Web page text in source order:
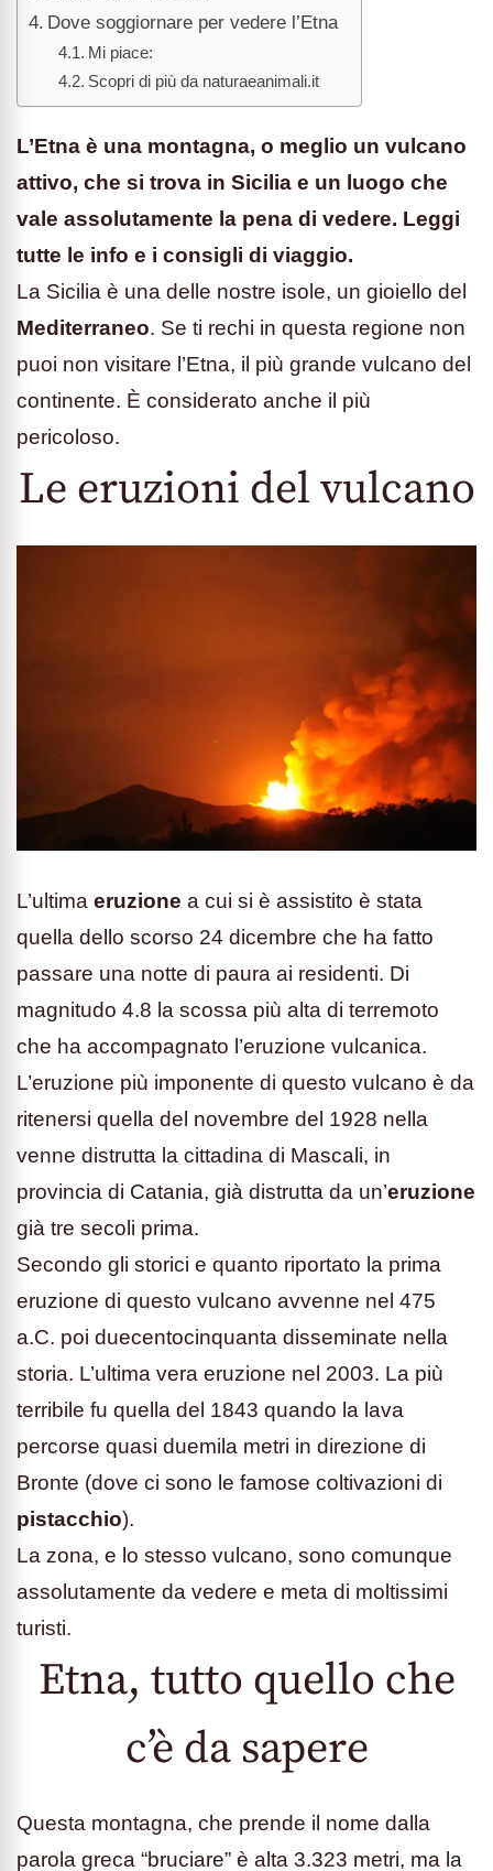
Dove soggiornare per vedere l’Etna
Mi piace:
Scopri di più da naturaeanimali.it
L’Etna è una montagna, o meglio un vulcano
attivo, che si trova in Sicilia e un luogo che
vale assolutamente la pena di vedere. Leggi
tutte le info e i consigli di viaggio.
La Sicilia è una delle nostre isole, un gioiello del
Mediterraneo. Se ti rechi in questa regione non
puoi non visitare l’Etna, il più grande vulcano del
continente. È considerato anche il più
pericoloso.
Le eruzioni del vulcano
L’ultima eruzione a cui si è assistito è stata
quella dello scorso 24 dicembre che ha fatto
passare una notte di paura ai residenti. Di
magnitudo 4.8 la scossa più alta di terremoto
che ha accompagnato l’eruzione vulcanica.
L’eruzione più imponente di questo vulcano è da
ritenersi quella del novembre del 1928 nella
venne distrutta la cittadina di Mascali, in
provincia di Catania, già distrutta da un’eruzione
già tre secoli prima.
Secondo gli storici e quanto riportato la prima
eruzione di questo vulcano avvenne nel 475
a.C. poi duecentocinquanta disseminate nella
storia. L’ultima vera eruzione nel 2003. La più
terribile fu quella del 1843 quando la lava
percorse quasi duemila metri in direzione di
Bronte (dove ci sono le famose coltivazioni di
pistacchio).
La zona, e lo stesso vulcano, sono comunque
assolutamente da vedere e meta di moltissimi
turisti.
Etna, tutto quello che
c’è da sapere
Questa montagna, che prende il nome dalla
parola greca “bruciare” è alta 3.323 metri, ma la